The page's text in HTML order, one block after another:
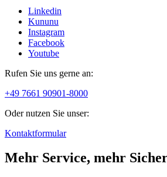
Linkedin
Kununu
Instagram
Facebook
Youtube
Rufen Sie uns gerne an:
+49 7661 90901-8000
Oder nutzen Sie unser:
Kontaktformular
Mehr Service, mehr